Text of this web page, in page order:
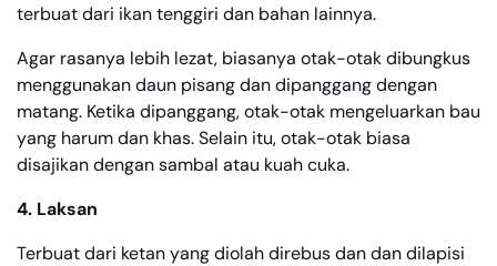
terbuat dari ikan tenggiri dan bahan lainnya.
Agar rasanya lebih lezat, biasanya otak-otak dibungkus
menggunakan daun pisang dan dipanggang dengan
matang. Ketika dipanggang, otak-otak mengeluarkan bau
yang harum dan khas. Selain itu, otak-otak biasa
disajikan dengan sambal atau kuah cuka.
4. Laksan
Terbuat dari ketan yang diolah direbus dan dan dilapisi